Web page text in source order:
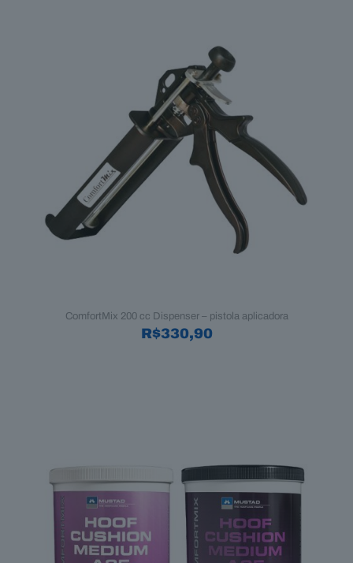
ComfortMix 200 cc Dispenser – pistola aplicadora
R$330,90